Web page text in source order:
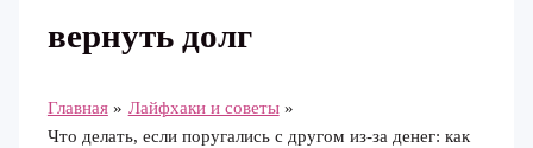
вернуть долг
Главная
Лайфхаки и советы
Что делать, если поругались с другом из‑за денег: как